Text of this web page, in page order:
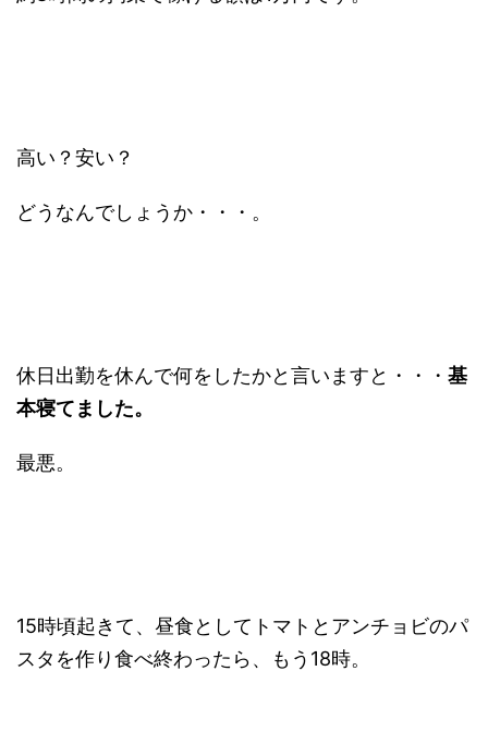
高い？安い？
どうなんでしょうか・・・。
休日出勤を休んで何をしたかと言いますと・・・ 基
本寝てました。
最悪。
15時頃起きて、昼食としてトマトとアンチョビのパ
スタを作り食べ終わったら、もう18時。